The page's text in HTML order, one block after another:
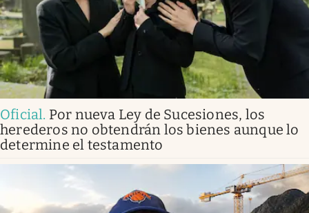
Oficial. Por nueva Ley de Sucesiones, los
herederos no obtendrán los bienes aunque lo
determine el testamento